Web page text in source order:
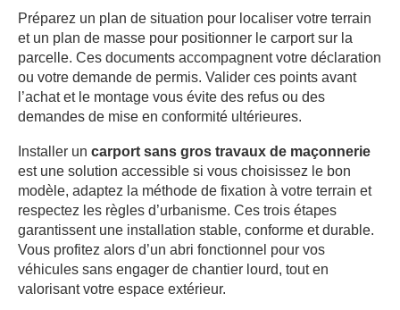
Préparez un plan de situation pour localiser votre terrain
et un plan de masse pour positionner le carport sur la
parcelle. Ces documents accompagnent votre déclaration
ou votre demande de permis. Valider ces points avant
l’achat et le montage vous évite des refus ou des
demandes de mise en conformité ultérieures.
Installer un carport sans gros travaux de maçonnerie
est une solution accessible si vous choisissez le bon
modèle, adaptez la méthode de fixation à votre terrain et
respectez les règles d’urbanisme. Ces trois étapes
garantissent une installation stable, conforme et durable.
Vous profitez alors d’un abri fonctionnel pour vos
véhicules sans engager de chantier lourd, tout en
valorisant votre espace extérieur.